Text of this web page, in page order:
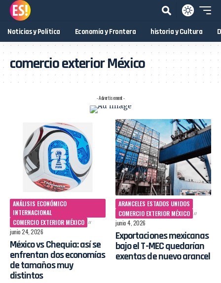
Noticias y Política Economía y Frontera historia y Cultura
comercio exterior México
- Advertisement -
ANÁLISIS ECONÓMICO
INTERNACIONAL
COMERCIO EXTERIOR MÉXICO
junio 24, 2026
México vs Chequia: así se
enfrentan dos economías
de tamaños muy
distintos
ARANCELES ESTADOS UNIDOS
COMERCIO EXTERIOR MÉXICO
junio 4, 2026
Exportaciones mexicanas
bajo el T-MEC quedarían
exentas de nuevo arancel